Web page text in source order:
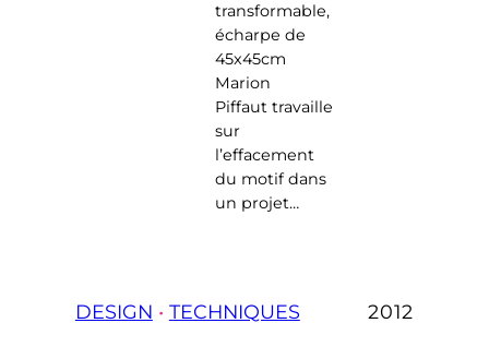
transformable,
écharpe de
45x45cm
Marion
Piffaut travaille
sur
l’effacement
du motif dans
un projet…
DESIGN • TECHNIQUES 2012